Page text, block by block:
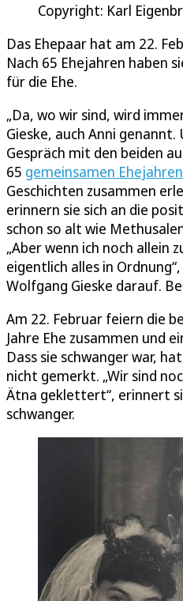
Copyright: Karl
Das Ehepaar hat am 22.
Nach 65 Ehejahren haben
für die Ehe.
„Da, wo wir sind, wird
Gieske, auch Anni genannt.
Gespräch mit den beiden
65 gemeinsamen Ehejahren
Geschichten zusammen
erinnern sie sich an die
schon so alt wie
„Aber wenn ich noch allein
eigentlich alles in
Wolfgang Gieske darauf.
Am 22. Februar feiern die
Jahre Ehe zusammen und
Dass sie schwanger war,
nicht gemerkt. „Wir sind
Ätna geklettert“, erinnert
schwanger.